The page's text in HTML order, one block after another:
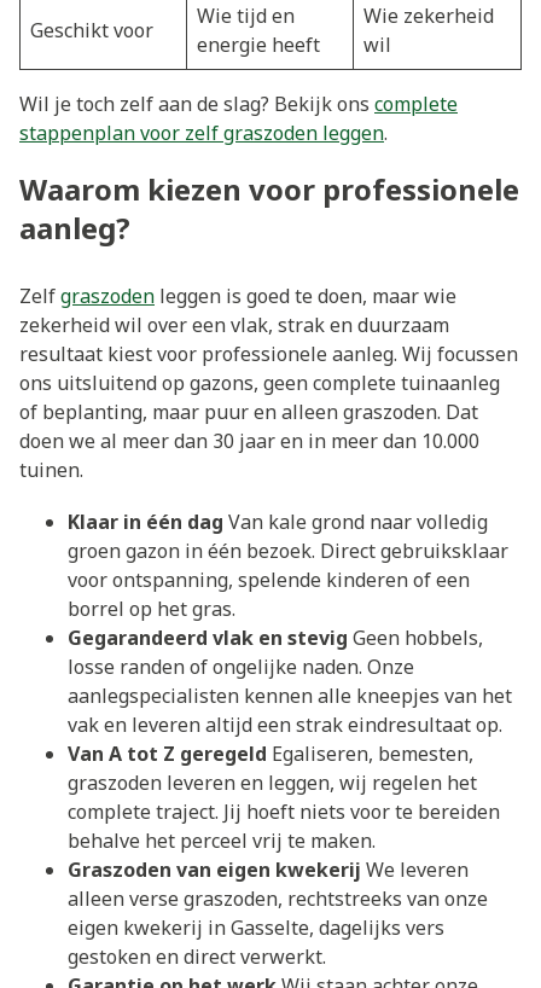
Geschikt voor
Wie tijd en
energie heeft
Wie zekerheid
wil
Wil je toch zelf aan de slag? Bekijk ons complete
stappenplan voor zelf graszoden leggen.
Waarom kiezen voor professionele
aanleg?
Zelfgraszoden leggen is goed te doen, maar wie
zekerheid wil over een vlak, strak en duurzaam
resultaat kiest voor professionele aanleg. Wij focussen
ons uitsluitend op gazons, geen complete tuinaanleg
of beplanting, maar puur en alleen graszoden. Dat
doen we al meer dan 30 jaar en in meer dan 10.000
tuinen.
Klaar in één dag Van kale grond naar volledig
groen gazon in één bezoek. Direct gebruiksklaar
voor ontspanning, spelende kinderen of een
borrel op het gras.
Gegarandeerd vlak en stevig Geen hobbels,
losse randen of ongelijke naden. Onze
aanlegspecialisten kennen alle kneepjes van het
vak en leveren altijd een strak eindresultaat op.
Van A tot Z geregeld Egaliseren, bemesten,
graszoden leveren en leggen, wij regelen het
complete traject. Jij hoeft niets voor te bereiden
behalve het perceel vrij te maken.
Graszoden van eigen kwekerij We leveren
alleen verse graszoden, rechtstreeks van onze
eigen kwekerij in Gasselte, dagelijks vers
gestoken en direct verwerkt.